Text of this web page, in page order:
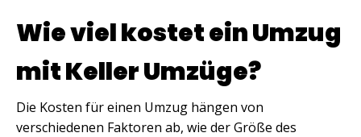
Wie viel kostet ein Umzug
mit Keller Umzüge?
Die Kosten für einen Umzug hängen von
verschiedenen Faktoren ab, wie der Größe des